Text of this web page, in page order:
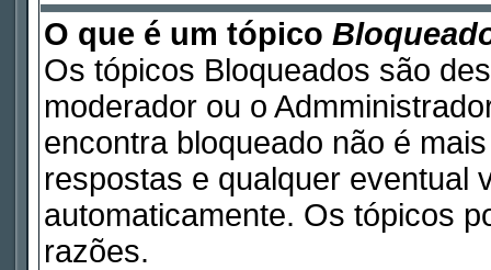
O que é um tópico
Os tópicos Bloqueados são
moderador ou o
encontra bloqueado não é
respostas e qualquer eventual
automaticamente. Os tópicos
razões.